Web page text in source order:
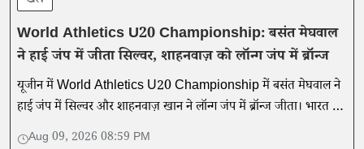
World Athletics U20 Championship: बसंत मेघवाल
ने हाई जंप में जीता सिल्वर, शाहनवाज़ को लॉन्ग जंप में ब्रॉन्ज
यूजीन में World Athletics U20 Championship में बसंत मेघवाल ने
हाई जंप में सिल्वर और शाहनवाज़ खान ने लॉन्ग जंप में ब्रॉन्ज जीता। भारत के
कुल पदक तीन हो गए।
Aug 09, 2026 08:59 PM